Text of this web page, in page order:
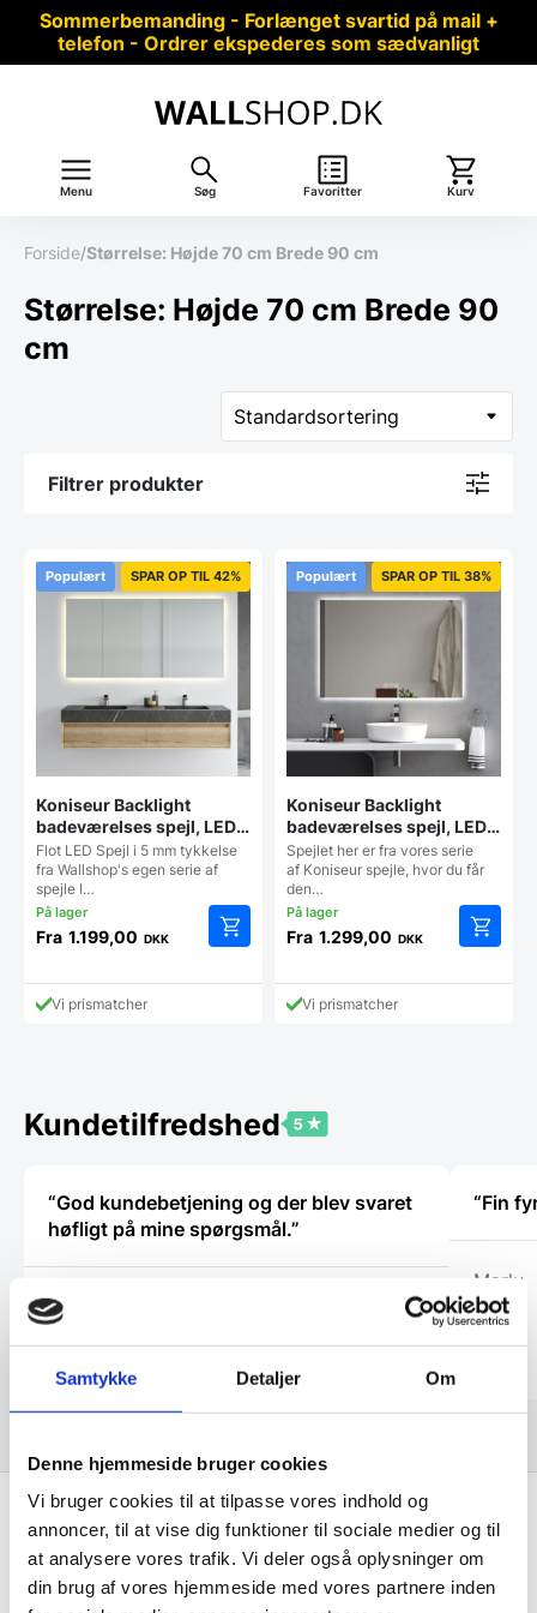
Samtykke Detaljer Om
Denne hjemmeside bruger cookies
Vi bruger cookies til at tilpasse vores indhold og
annoncer, til at vise dig funktioner til sociale medier og til
at analysere vores trafik. Vi deler også oplysninger om
din brug af vores hjemmeside med vores partnere inden
Sommerbemanding - Forlænget svartid på mail +
telefon - Ordrer ekspederes som sædvanligt
Menu Søg Favoritter Kurv
Forside/Størrelse: Højde 70 cm Brede 90 cm
Størrelse: Højde 70 cm Brede 90
cm
Filtrer produkter
Populært SPAR OP TIL 42%
Koniseur Backlight
badeværelses spejl, LED –
lampeudtag – Antidug
Flot LED Spejl i 5 mm tykkelse
fra Wallshop's egen serie af
spejle I…
Fra 1.199,00 DKK
vare
vælges
på
Vi prismatcher
Populært SPAR OP TIL 38%
Koniseur Backlight
badeværelses spejl, LED,
Antidug og Touchsensor
Spejlet her er fra vores serie
af Koniseur spejle, hvor du får
den…
Fra 1.299,00 DKK
vare
Vi prismatcher
Kundetilfredshed
“God kundebetjening og der blev svaret
høfligt på mine spørgsmål.”
Kaj
“Fin
Marlu
Få de bedste tilbud først!